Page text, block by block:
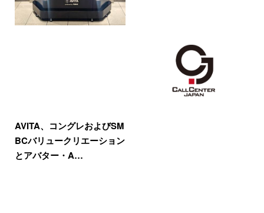
AVITA、コングレおよびSM
BCバリュークリエーション
とアバター・A…